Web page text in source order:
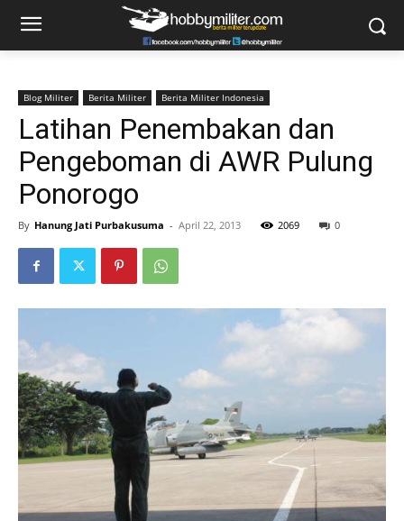
Blog Militer Berita Militer Berita Militer Indonesia
Latihan Penembakan dan
Pengeboman di AWR Pulung
Ponorogo
By Hanung Jati Purbakusuma - April 22, 2013 2069 0